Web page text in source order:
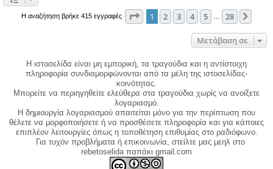
Η αναζήτηση βρήκε 415 εγγραφές Σελίδα από28
1 2 3 4 5 28
Μετάβαση σε
Η ιστοσελίδα είναι μη εμπορική, τα τραγούδια και η αντίστοιχη
πληροφορία συνδιαμορφώνονται από τα μέλη της ιστοσελίδας-
κοινότητας.
Μπορείτε να περιηγηθείτε ελεύθερα στα τραγούδια χωρίς να ανοίξετε
λογαριασμό.
Η δημιουργία λογαριασμού απαιτείται μόνο για την περίπτωση που
θέλετε να μορφοποιήσετε ή να προσθέσετε πληροφορία και για κάποιες
επιπλέον λειτουργίες όπως η τοποθέτηση επιθυμίας στο ραδιόφωνο.
Για τυχόν προβλήματα ή επικοινωνία, στείλτε μας μεηλ στο
rebetoselida παπάκι gmail.com